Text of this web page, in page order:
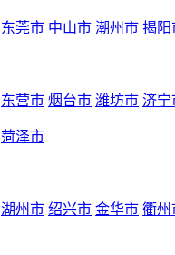
东莞市 中山市 潮州市 揭阳
东营市 烟台市 潍坊市 济宁
菏泽市
湖州市 绍兴市 金华市 衢州